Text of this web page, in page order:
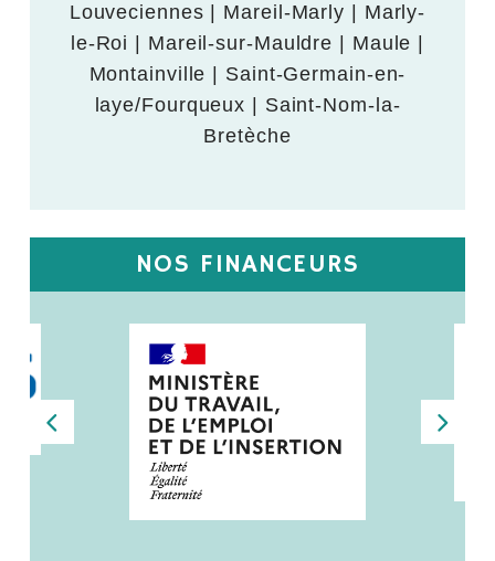
Louveciennes | Mareil-Marly | Marly-
le-Roi | Mareil-sur-Mauldre | Maule |
Montainville | Saint-Germain-en-
laye/Fourqueux | Saint-Nom-la-
Bretèche
NOS FINANCEURS